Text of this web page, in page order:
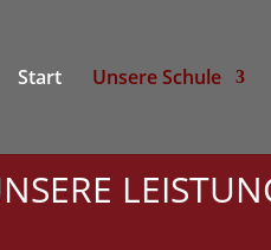
Start Unsere Schule